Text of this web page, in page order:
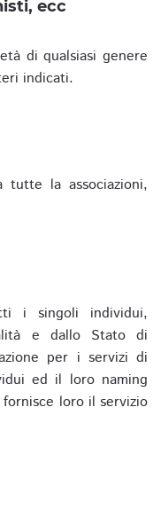
ecc
di qualsiasi genere
indicati.
tutte la associazioni,
i singoli individui,
e dallo Stato di
per i servizi di
ed il loro naming
loro il servizio